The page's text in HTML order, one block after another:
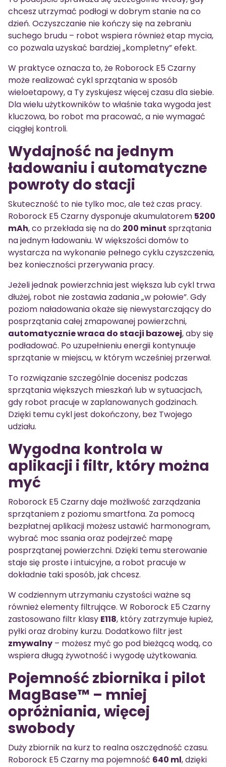
chcesz utrzymać podłogi w dobrym stanie na co
dzień. Oczyszczanie nie kończy się na zebraniu
suchego brudu – robot wspiera również etap mycia,
co pozwala uzyskać bardziej „kompletny” efekt.
W praktyce oznacza to, że Roborock E5 Czarny
może realizować cykl sprzątania w sposób
wieloetapowy, a Ty zyskujesz więcej czasu dla siebie.
Dla wielu użytkowników to właśnie taka wygoda jest
kluczowa, bo robot ma pracować, a nie wymagać
ciągłej kontroli.
Wydajność na jednym
ładowaniu i automatyczne
powroty do stacji
Skuteczność to nie tylko moc, ale też czas pracy.
Roborock E5 Czarny dysponuje akumulatorem 5200
mAh, co przekłada się na do 200 minut sprzątania
na jednym ładowaniu. W większości domów to
wystarcza na wykonanie pełnego cyklu czyszczenia,
bez konieczności przerywania pracy.
Jeżeli jednak powierzchnia jest większa lub cykl trwa
dłużej, robot nie zostawia zadania „w połowie”. Gdy
poziom naładowania okaże się niewystarczający do
posprzątania całej zmapowanej powierzchni,
automatycznie wraca do stacji bazowej, aby się
podładować. Po uzupełnieniu energii kontynuuje
sprzątanie w miejscu, w którym wcześniej przerwał.
To rozwiązanie szczególnie docenisz podczas
sprzątania większych mieszkań lub w sytuacjach,
gdy robot pracuje w zaplanowanych godzinach.
Dzięki temu cykl jest dokończony, bez Twojego
udziału.
Wygodna kontrola w
aplikacji i filtr, który można
myć
Roborock E5 Czarny daje możliwość zarządzania
sprzątaniem z poziomu smartfona. Za pomocą
bezpłatnej aplikacji możesz ustawić harmonogram,
wybrać moc ssania oraz podejrzeć mapę
posprzątanej powierzchni. Dzięki temu sterowanie
staje się proste i intuicyjne, a robot pracuje w
dokładnie taki sposób, jak chcesz.
W codziennym utrzymaniu czystości ważne są
również elementy filtrujące. W Roborock E5 Czarny
zastosowano filtr klasy E118, który zatrzymuje łupież,
pyłki oraz drobiny kurzu. Dodatkowo filtr jest
zmywalny – możesz myć go pod bieżącą wodą, co
wspiera długą żywotność i wygodę użytkowania.
Pojemność zbiornika i pilot
MagBase™ – mniej
opróżniania, więcej
swobody
Duży zbiornik na kurz to realna oszczędność czasu.
Roborock E5 Czarny ma pojemność 640 ml, dzięki